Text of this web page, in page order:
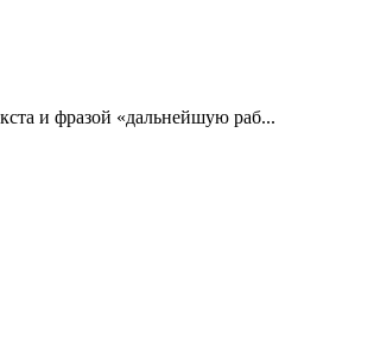
и фразой «дальнейшую раб...